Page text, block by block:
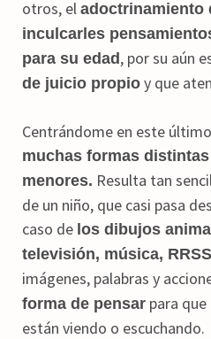
otros, el adoctrinamiento
inculcarles
para su edad, por su aún
de juicio propio y que
Centrándome en este
muchas formas
menores. Resulta tan
de un niño, que casi pasa
caso de los dibujos
televisión, música,
imágenes, palabras y
forma de pensar para
están viendo o escuchando.